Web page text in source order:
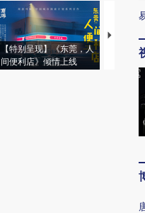
【特别呈现】《东莞，人
间便利店》倾情上线
【推广
会，让